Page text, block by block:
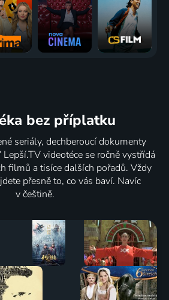
bez příplatku
seriály, dechberoucí dokumenty
videotéce se ročně vystřídá
filmů a tisíce dalších pořadů. Vždy
přesně to, co vás baví. Navíc
v češtině.